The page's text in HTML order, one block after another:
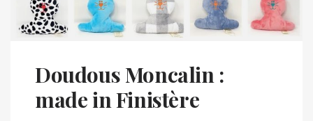
Doudous Moncalin :
made in Finistère